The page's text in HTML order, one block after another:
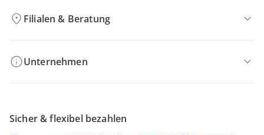
Filialen & Beratung
Unternehmen
Sicher & flexibel bezahlen